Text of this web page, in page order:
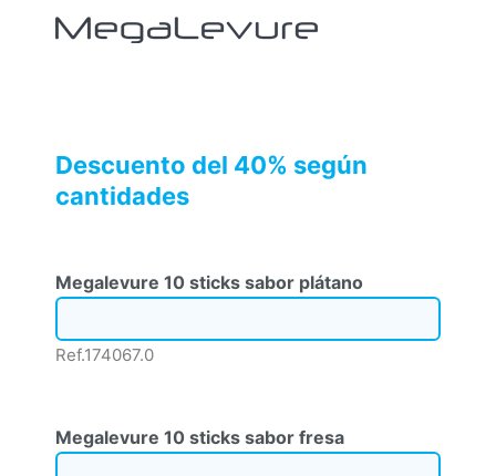
Descuento del 40% según
cantidades
Megalevure 10 sticks sabor plátano
Ref.174067.0
Megalevure 10 sticks sabor fresa